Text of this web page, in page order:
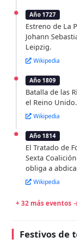
Año 1727
Estreno de La
Johann
Leipzig.
Wikipedia
Año 1809
Batalla de las
el Reino Unido.
Wikipedia
Año 1814
El Tratado de
Sexta
obliga a
Wikipedia
+ 32 más eventos
Festivos de